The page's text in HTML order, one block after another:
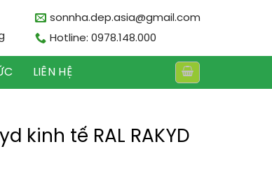
sonnha.dep.asia@gmail.com
Hotline: 0978.148.000
LIÊN HỆ
kinh tế RAL RAKYD